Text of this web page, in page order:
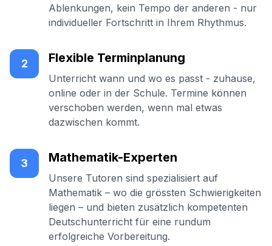
Ablenkungen, kein Tempo der anderen - nur
individueller Fortschritt in Ihrem Rhythmus.
2 Flexible Terminplanung
Unterricht wann und wo es passt - zuhause,
online oder in der Schule. Termine können
verschoben werden, wenn mal etwas
dazwischen kommt.
3 Mathematik-Experten
Unsere Tutoren sind spezialisiert auf
Mathematik – wo die grössten Schwierigkeiten
liegen – und bieten zusätzlich kompetenten
Deutschunterricht für eine rundum
erfolgreiche Vorbereitung.